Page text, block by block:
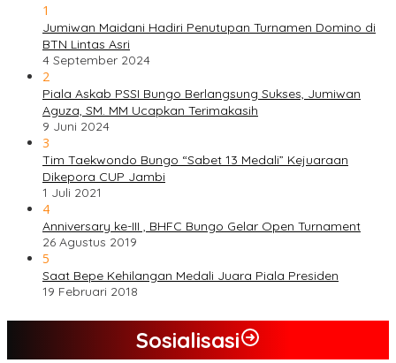
1
Jumiwan Maidani Hadiri Penutupan Turnamen Domino di
BTN Lintas Asri
4 September 2024
2
Piala Askab PSSI Bungo Berlangsung Sukses, Jumiwan
Aguza, SM. MM Ucapkan Terimakasih
9 Juni 2024
3
Tim Taekwondo Bungo “Sabet 13 Medali” Kejuaraan
Dikepora CUP Jambi
1 Juli 2021
4
Anniversary ke-III , BHFC Bungo Gelar Open Turnament
26 Agustus 2019
5
Saat Bepe Kehilangan Medali Juara Piala Presiden
19 Februari 2018
Sosialisasi